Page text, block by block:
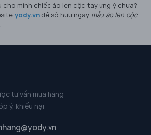
cho mình chiếc áo len cộc tay ưng ý chưa?
yody.vnđể sở hữu ngay mẫu áo len cộc
tư vấn mua hàng
ý, khiếu nại